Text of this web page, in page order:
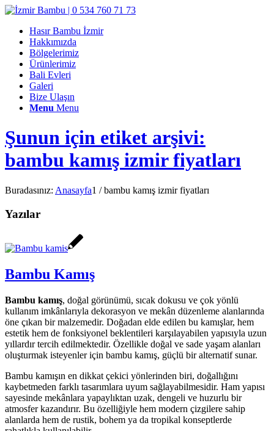
Hasır Bambu İzmir
Hakkımızda
Bölgelerimiz
Ürünlerimiz
Bali Evleri
Galeri
Bize Ulaşın
Menu Menu
Şunun için etiket arşivi:
bambu kamış izmir fiyatları
Buradasınız: Anasayfa1 / bambu kamış izmir fiyatları
Yazılar
Bambu Kamış
Bambu kamış, doğal görünümü, sıcak dokusu ve çok yönlü
kullanım imkânlarıyla dekorasyon ve mekân düzenleme alanlarında
öne çıkan bir malzemedir. Doğadan elde edilen bu kamışlar, hem
estetik hem de fonksiyonel beklentileri karşılayabilen yapısıyla uzun
yıllardır tercih edilmektedir. Özellikle doğal ve sade yaşam alanları
oluşturmak isteyenler için bambu kamış, güçlü bir alternatif sunar.
Bambu kamışın en dikkat çekici yönlerinden biri, doğallığını
kaybetmeden farklı tasarımlara uyum sağlayabilmesidir. Ham yapısı
sayesinde mekânlara yapaylıktan uzak, dengeli ve huzurlu bir
atmosfer kazandırır. Bu özelliğiyle hem modern çizgilere sahip
alanlarda hem de rustik, bohem ya da tropikal konseptlerde